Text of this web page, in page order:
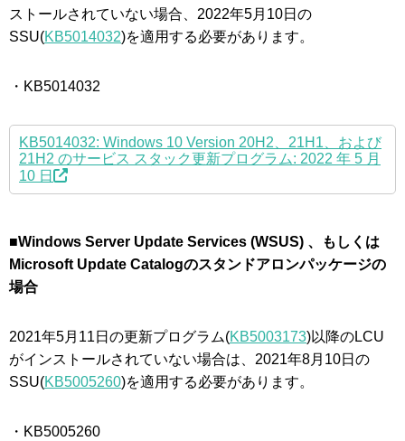
ストールされていない場合、2022年5月10日の
SSU(KB5014032)を適用する必要があります。
・KB5014032
KB5014032: Windows 10 Version 20H2、21H1、および
21H2 のサービス スタック更新プログラム: 2022 年 5 月
10 日
■Windows Server Update Services (WSUS) 、もしくは
Microsoft Update Catalogのスタンドアロンパッケージの
場合
2021年5月11日の更新プログラム(KB5003173)以降のLCU
がインストールされていない場合は、2021年8月10日の
SSU(KB5005260)を適用する必要があります。
・KB5005260